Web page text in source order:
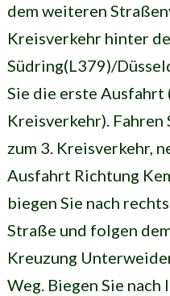
dem weiteren
Kreisverkehr hinter
Südring(L379)/
Sie die erste Ausfahrt
Kreisverkehr).
zum 3. Kreisverkehr,
Ausfahrt Richtung
biegen Sie nach
Straße und folgen
Kreuzung
Weg. Biegen Sie